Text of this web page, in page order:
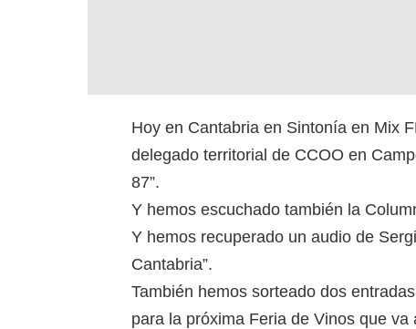
Hoy en Cantabria en Sintonía en Mix
delegado territorial de CCOO en
87”.
Y hemos escuchado también la
Y hemos recuperado un audio de
Cantabria”.
También hemos sorteado dos
para la próxima Feria de Vinos que va